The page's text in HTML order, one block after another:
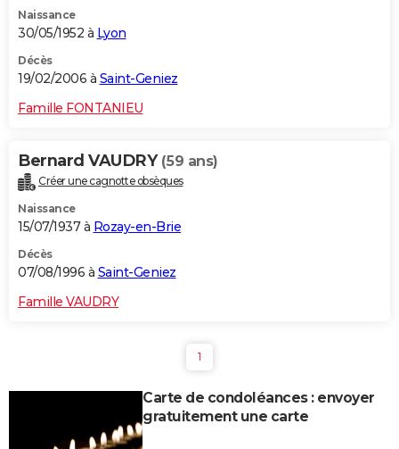
Naissance
30/05/1952 à Lyon
Décès
19/02/2006 à Saint-Geniez
Famille FONTANIEU
Bernard VAUDRY (59 ans)
Créer une cagnotte obsèques
Naissance
15/07/1937 à Rozay-en-Brie
Décès
07/08/1996 à Saint-Geniez
Famille VAUDRY
1
Carte de condoléances : envoyer
gratuitement une carte